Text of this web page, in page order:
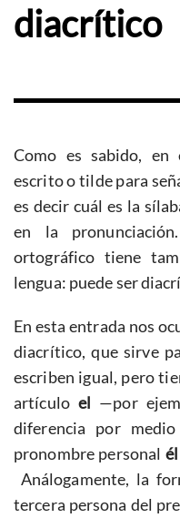
diacrítico
Como es sabido,
escrito o tilde para
es decir cuál es la
en la
ortográfico tiene
lengua: puede ser
En esta entrada nos
diacrítico, que sirve
escriben igual, pero
artículo el —por
diferencia por
pronombre personal él
Análogamente, la
tercera persona del